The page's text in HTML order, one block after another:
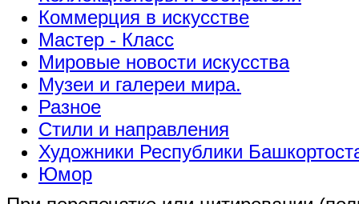
Коммерция в искусстве
Мастер - Класс
Мировые новости искусства
Музеи и галереи мира.
Разное
Стили и направления
Художники Республики
Юмор